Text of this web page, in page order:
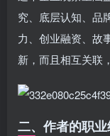
究、底层认知、品
力、创业融资、故
新，而且相互关联
二、作者的职